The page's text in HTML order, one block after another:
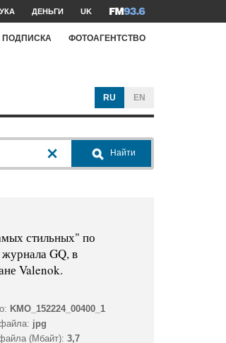
ДЕНЬГИ UK
ПОДПИСКА ФОТОАГЕНТСТВО
RU EN
Найти
стильных" по
GQ, в
Valenok.
KMO_152224_00400_1
jpg
(Мбайт): 3,7